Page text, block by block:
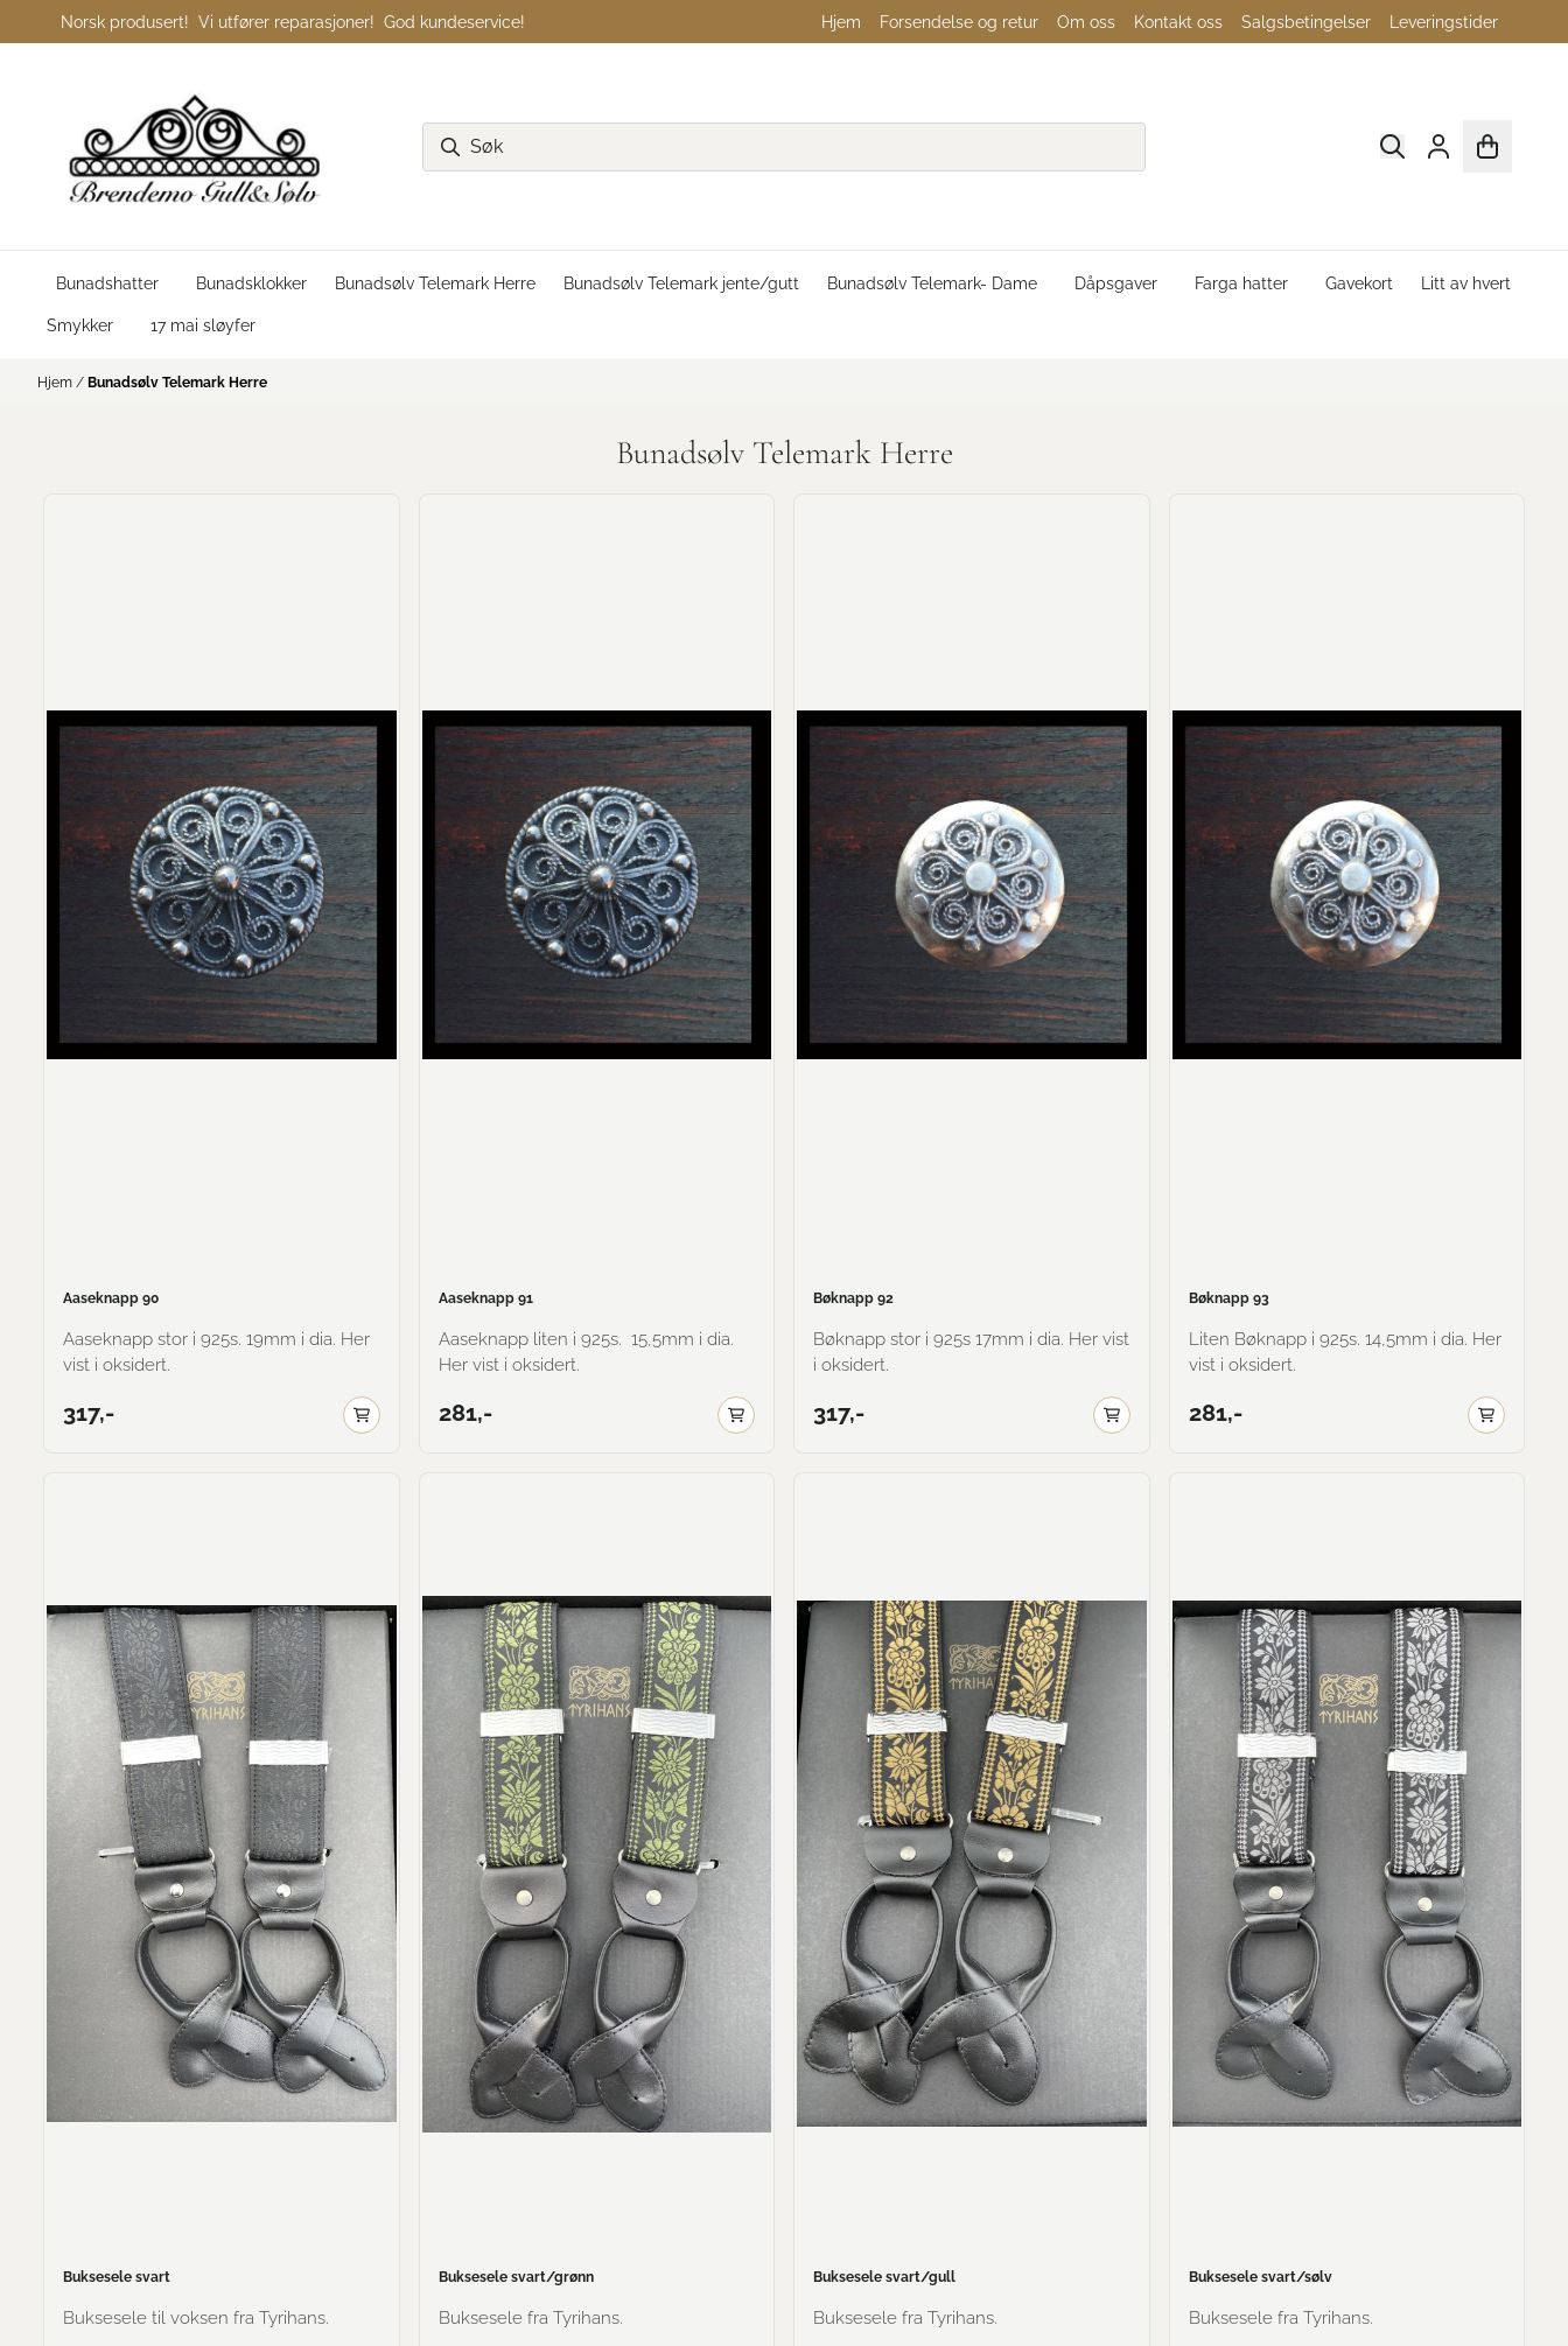
Hopp til innhold
Norsk produsert! Vi utfører reparasjoner! God kundeservice! Hjem Forsendelse og retur Om oss Kontakt oss Salgsbetingelser Leveringstider
Bunadshatter Bunadsklokker Bunadsølv Telemark Herre Bunadsølv Telemark jente/gutt Bunadsølv Telemark- Dame Dåpsgaver Farga hatter Gavekort Litt av hvert
Smykker 17 mai sløyfer
Hjem / Bunadsølv Telemark Herre
Bunadsølv Telemark Herre
Aaseknapp 90
Aaseknapp stor i 925s. 19mm i dia. Her
vist i oksidert.
317,-
Aaseknapp 91
Aaseknapp liten i 925s. 15,5mm i dia.
Her vist i oksidert.
281,-
Bøknapp 92
Bøknapp stor i 925s 17mm i dia. Her vist
i oksidert.
317,-
Bøknapp 93
Liten Bøknapp i 925s. 14,5mm i dia. Her
vist i oksidert.
281,-
Buksesele svart
Buksesele til voksen fra Tyrihans.
Buksesele svart/grønn
Buksesele fra Tyrihans.
Buksesele svart/gull
Buksesele fra Tyrihans.
Buksesele svart/sølv
Buksesele fra Tyrihans.